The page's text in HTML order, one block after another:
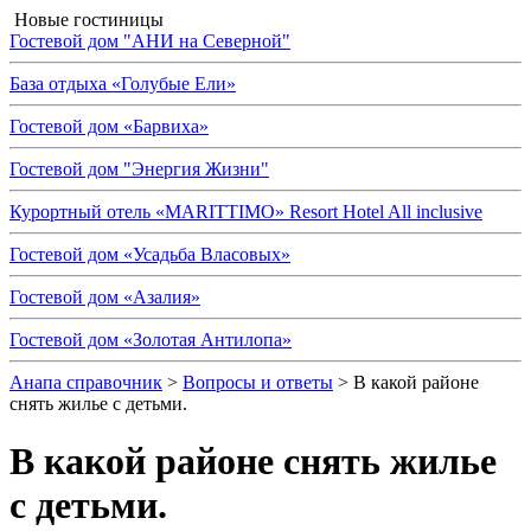
Новые гостиницы
Гостевой дом "АНИ на Северной"
База отдыха «Голубые Ели»
Гостевой дом «Барвиха»
Гостевой дом "Энергия Жизни"
Курортный отель «MARITTIMO» Resort Hotel All inclusive
Гостевой дом «Усадьба Власовых»
Гостевой дом «Азалия»
Гостевой дом «Золотая Антилопа»
Анапа справочник > Вопросы и ответы > В какой районе
снять жилье с детьми.
В какой районе снять жилье
с детьми.